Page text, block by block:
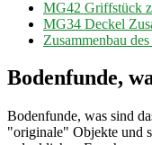
MG42 Griffstück
MG34 Deckel
Zusammenbau
Bodenfunde,
Bodenfunde, was sind
"originale" Objekte und